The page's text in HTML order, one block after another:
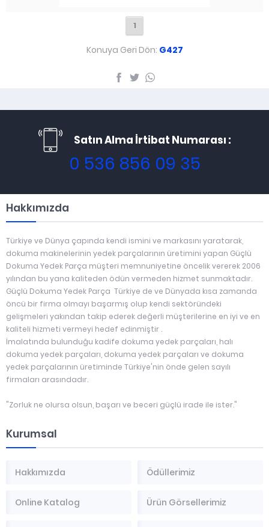
1
Konuya Geri Dön: G427
Satın Alma İrtibat Numarası :
0 536 856 09 35
Hakkımızda
Türkiye ve Dünya çapında kendi ismini ve markasını yaratarak,
dokuma makinelerinin yedek parçalarının üretimini yapan Güçlü
Dokuma Yedek Parça müşteri memnuniyetine öncelik vererek 2006
yılından bu yana kaliteden ödün vermeden hizmet sunmaktadır.
Güçlü Dokuma Yedek Parça Türkiye de ve Dünyada kısa zamanda
öncü bir firma olmayı başarmış olup kendi sektöründeki
gelişmeleri yakından takip ederek değerli müşterilerine en iyi ve en
kaliteli hizmeti vermeyi hedef edinmiştir .
İmalatında bulunduğu kadife dokuma yedek parçaları, halı
dokuma yedek parçaları, dokuma yedek parçaları ve dokuma
yedek parçalarının üretiminde Türkiye'nin önde gelen sayılı
firmaları arasındadır.
"Zorluk ne olursa olsun, başarı ve beceri güçlü irade ile ister."
Kurumsal
Hakkımızda Ödüllerimiz
Online Katalog Ürün Görsellerimiz